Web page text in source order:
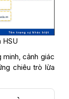
HSU
minh, cảnh giác
chiêu trò lừa